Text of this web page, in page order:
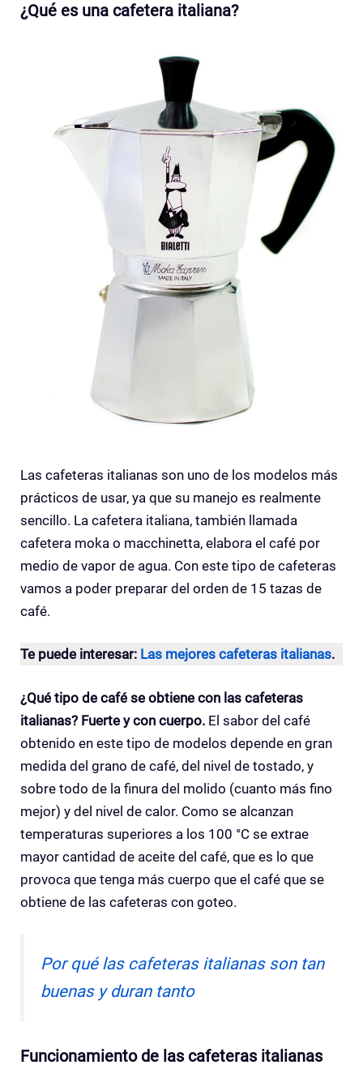
¿Qué es una cafetera italiana?
Las cafeteras italianas son uno de los modelos más
prácticos de usar, ya que su manejo es realmente
sencillo. La cafetera italiana, también llamada
cafetera moka o macchinetta, elabora el café por
medio de vapor de agua. Con este tipo de cafeteras
vamos a poder preparar del orden de 15 tazas de
café.
Te puede interesar: Las mejores cafeteras italianas.
¿Qué tipo de café se obtiene con las cafeteras
italianas? Fuerte y con cuerpo. El sabor del café
obtenido en este tipo de modelos depende en gran
medida del grano de café, del nivel de tostado, y
sobre todo de la finura del molido (cuanto más fino
mejor) y del nivel de calor. Como se alcanzan
temperaturas superiores a los 100 °C se extrae
mayor cantidad de aceite del café, que es lo que
provoca que tenga más cuerpo que el café que se
obtiene de las cafeteras con goteo.
Por qué las cafeteras italianas son tan
buenas y duran tanto
Funcionamiento de las cafeterasitalianas